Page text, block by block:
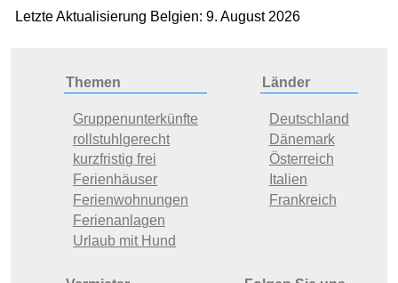
Letzte Aktualisierung Belgien: 9. August 2026
Themen
Gruppenunterkünfte
rollstuhlgerecht
kurzfristig frei
Ferienhäuser
Ferienwohnungen
Ferienanlagen
Urlaub mit Hund
Länder
Deutschland
Dänemark
Österreich
Italien
Frankreich